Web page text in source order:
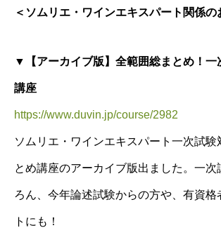
＜ソムリエ・ワインエキスパート関係の
▼【アーカイブ版】全範囲総まとめ！一
講座
https://www.duvin.jp/course/2982
ソムリエ・ワインエキスパート一次試験
とめ講座のアーカイブ版出ました。一次
ろん、今年論述試験からの方や、有資格
トにも！